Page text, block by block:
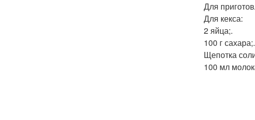
Для
Для кекса:
2 яйца;.
100 г сахара;.
Щепотка
100 мл